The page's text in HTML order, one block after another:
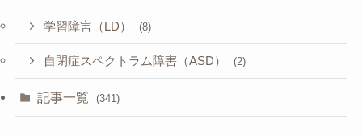
学習障害（LD） (8)
自閉症スペクトラム障害（ASD） (2)
記事一覧 (341)